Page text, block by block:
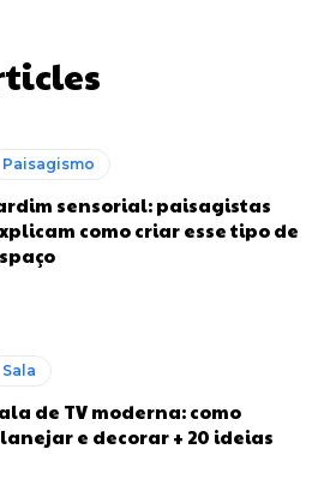
Paisagismo
sensorial: paisagistas
como criar esse tipo de
Sala
de TV moderna: como
e decorar + 20 ideias